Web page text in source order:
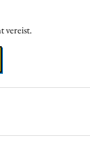
vereist.